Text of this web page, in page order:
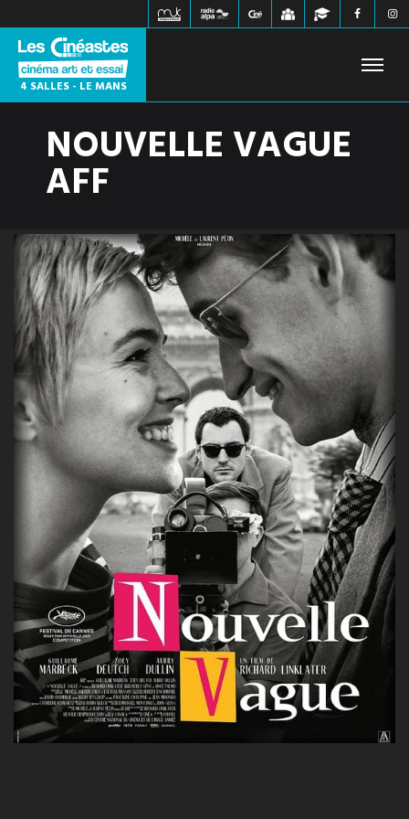
4 SALLES - LE MANS
FILMS À L'AFFICHE PROCHAINEMENT HORAIRES
JEUNE PUBLIC
INFOS PRATIQUES CONTACT
NOUVELLE VAGUE
AFF